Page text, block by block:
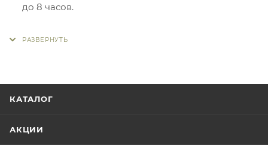
до 8 часов.
КАТАЛОГ
АКЦИИ